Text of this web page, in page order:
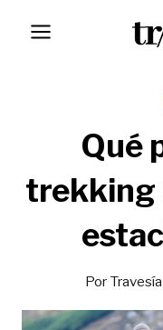
Qué
trekking
Por